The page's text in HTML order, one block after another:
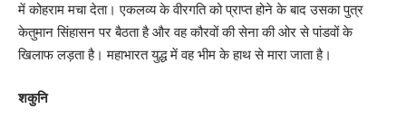
में कोहराम मचा देता। एकलव्य के वीरगति को प्राप्त होने के बाद उसका पुत्र
केतुमान सिंहासन पर बैठता है और वह कौरवों की सेना की ओर से पांडवों के
खिलाफ लड़ता है। महाभारत युद्ध में वह भीम के हाथ से मारा जाता है।
शकुनि